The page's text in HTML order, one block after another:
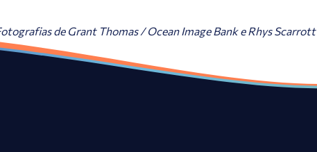
de Grant Thomas / Ocean Image Bank e Rhys Scarrott